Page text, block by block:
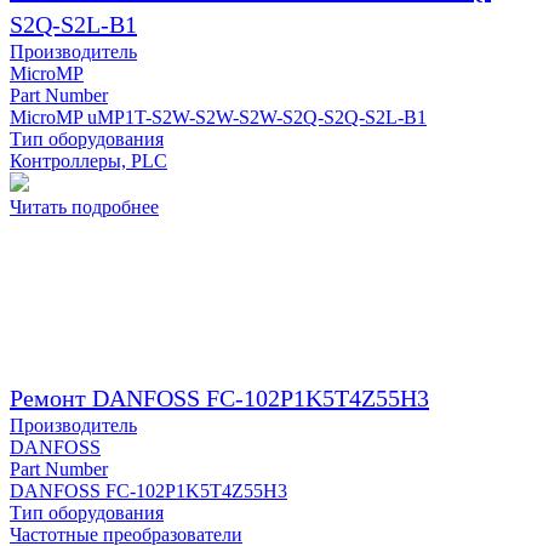
S2Q-S2L-B1
Производитель
MicroMP
Part Number
MicroMP uMP1T-S2W-S2W-S2W-S2Q-S2Q-S2L-B1
Тип оборудования
Контроллеры, PLC
Читать подробнее
Ремонт DANFOSS FC-102P1K5T4Z55H3
Производитель
DANFOSS
Part Number
DANFOSS FC-102P1K5T4Z55H3
Тип оборудования
Частотные преобразователи